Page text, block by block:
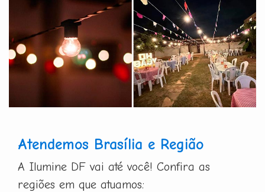
Atendemos Brasília e Região
A Ilumine DF vai até você! Confira as
regiões em que atuamos: